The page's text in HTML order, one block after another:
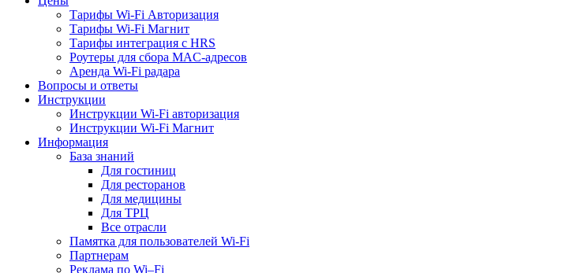
Тарифы Wi-Fi Авторизация
Тарифы Wi-Fi Магнит
Тарифы интеграция с HRS
Роутеры для сбора MAC-адресов
Аренда Wi-Fi радара
Вопросы и ответы
Инструкции
Инструкции Wi-Fi авторизация
Инструкции Wi-Fi Магнит
Информация
База знаний
Для гостиниц
Для ресторанов
Для медицины
Для ТРЦ
Все отрасли
Памятка для пользователей Wi-Fi
Партнерам
Реклама по Wi–Fi